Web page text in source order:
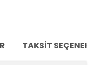
TAKSIT